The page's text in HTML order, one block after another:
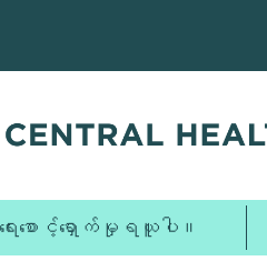
ေးစောင့်ရှောက်မှုရယူပါ။